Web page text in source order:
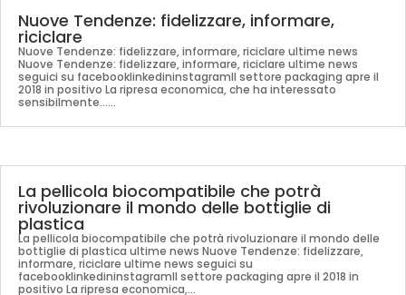
Nuove Tendenze: fidelizzare, informare,
riciclare
Nuove Tendenze: fidelizzare, informare, riciclare ultime news
Nuove Tendenze: fidelizzare, informare, riciclare ultime news
seguici su facebooklinkedininstagramIl settore packaging apre il
2018 in positivo La ripresa economica, che ha interessato
sensibilmente......
La pellicola biocompatibile che potrà
rivoluzionare il mondo delle bottiglie di
plastica
La pellicola biocompatibile che potrà rivoluzionare il mondo delle
bottiglie di plastica ultime news Nuove Tendenze: fidelizzare,
informare, riciclare ultime news seguici su
facebooklinkedininstagramIl settore packaging apre il 2018 in
positivo La ripresa economica,...